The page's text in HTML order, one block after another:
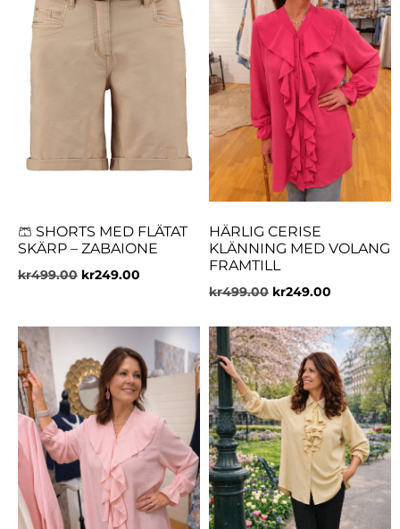
🩳 SHORTS MED FLÄTAT
SKÄRP – ZABAIONE
kr499.00 kr249.00
HÄRLIG CERISE
KLÄNNING MED VOLANG
FRAMTILL
kr499.00 kr249.00